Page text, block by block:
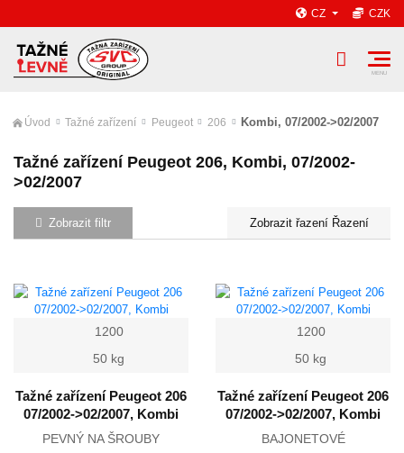
CZ CZK
Úvod Tažné zařízení Peugeot 206 Kombi, 07/2002->02/2007
Tažné zařízení Peugeot 206, Kombi, 07/2002-
>02/2007
Zobrazit filtr Řazení
1200
50 kg
Tažné zařízení Peugeot 206
07/2002->02/2007, Kombi
PEVNÝ NA ŠROUBY
1200
50 kg
Tažné zařízení Peugeot 206
07/2002->02/2007, Kombi
BAJONETOVÉ